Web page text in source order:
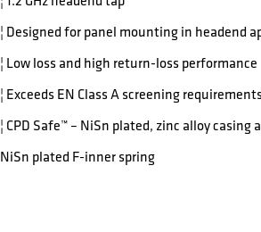
¦ Designed for panel mounting in headend
¦ Low loss and high return-loss performance
¦ Exceeds EN Class A screening
¦ CPD Safe™ – NiSn plated, zinc alloy
NiSn plated F-inner spring